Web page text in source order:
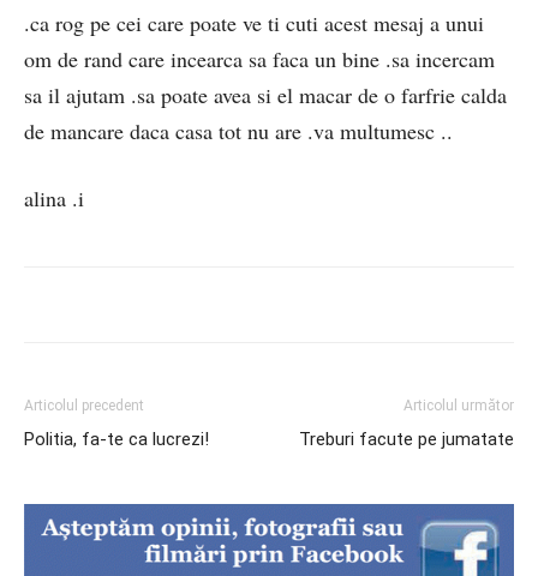
.ca rog pe cei care poate ve ti cuti acest mesaj a unui
om de rand care incearca sa faca un bine .sa incercam
sa il ajutam .sa poate avea si el macar de o farfrie calda
de mancare daca casa tot nu are .va multumesc ..
alina .i
Articolul precedent
Politia, fa-te ca lucrezi!
Articolul următor
Treburi facute pe jumatate